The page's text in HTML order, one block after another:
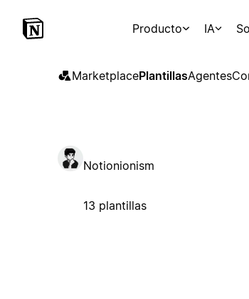
Producto IA
MarketplacePlantillasAgentes
Notionionism
13 plantillas